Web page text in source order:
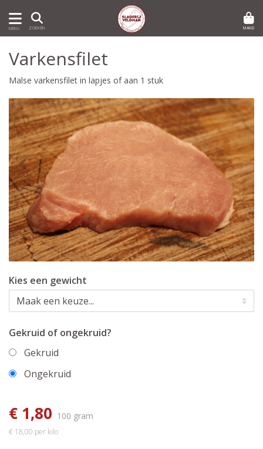
MENU ZOEKEN MAND
Varkensfilet
Malse varkensfilet in lapjes of aan 1 stuk
Kies een gewicht
Gekruid of ongekruid?
Gekruid
Ongekruid
€ 1,80 100 gram
€ 18,00 per kilo